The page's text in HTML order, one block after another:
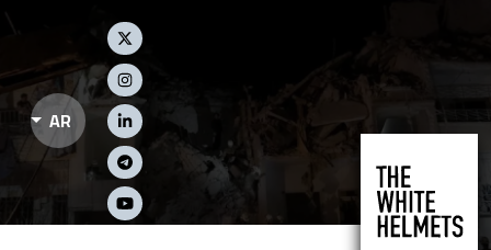
Social Links
AR